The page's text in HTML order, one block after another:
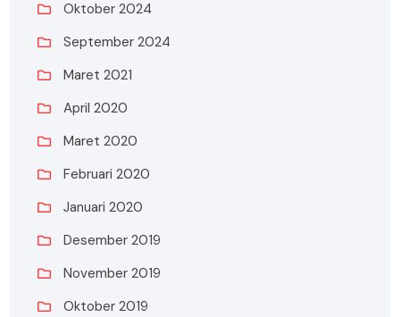
Oktober 2024
September 2024
Maret 2021
April 2020
Maret 2020
Februari 2020
Januari 2020
Desember 2019
November 2019
Oktober 2019